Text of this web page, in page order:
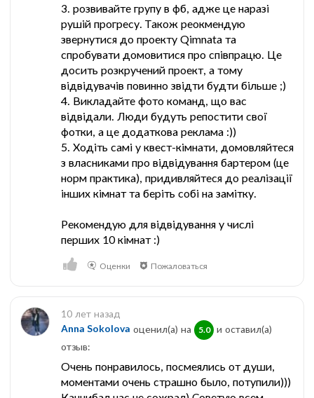
3. розвивайте групу в фб, адже це наразі
рушій прогресу. Також реокмендую
звернутися до проекту Qimnata та
спробувати домовитися про співпрацю. Це
досить розкручений проект, а тому
відвідувачів повинно звідти будти більше ;)
4. Викладайте фото команд, що вас
відвідали. Люди будуть репостити свої
фотки, а це додаткова реклама :))
5. Ходіть самі у квест-кімнати, домовляйтеся
з власниками про відвідування бартером (це
норм практика), придивляйтеся до реалізації
інших кімнат та беріть собі на замітку.
Рекомендую для відвідування у числі
перших 10 кімнат :)
Оценки Пожаловаться
10 лет назад
Anna Sokolova оценил(а) на 5.0
и оставил(a)
отзыв:
Очень понравилось, посмеялись от души,
моментами очень страшно было, потупили)))